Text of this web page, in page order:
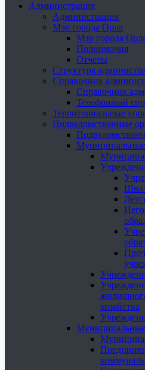
Администрация
Администрация
Мэр города Орла
Мэр города
Полномочия
Отчеты
Структура
Справочник
Справочник
Телефонный
Территориальные
Подведомственные
хозяйства